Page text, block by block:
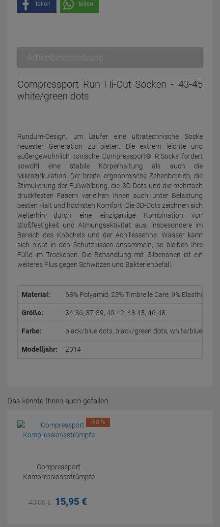
teilen teilen
Artikelbeschreibung
Compressport Run Hi-Cut Socken - 43-45
white/green dots
Rundum-Design, um Läufer eine ultratechnische Socke
neuester Generation zu bieten. Die extrem leichte und
außergewöhnlich tonische Compressport® R.Socks fördert
sowohl eine stabile Körperhaltung als auch die
Mikrozirkulation. Der breite, ergonomische Zehenbereich, die
Stimulierung der Fußwölbung, die 3D-Dots und die mehrfach
druckfesten Fasern verleihen Ihnen auch unter Belastung
besten Halt und höchsten Komfort. Die 3D-Dots zeichnen sich
weiterhin durch eine einzigartige Kombination von
Stoßfestigkeit und Atmungsaktivität aus, insbesondere im
Bereich des Knöchels und der Achillessehne. Wasser kann
sich nicht in den Schutzkissen ansammeln, so bleiben Ihre
Füße im Trockenen. Die Behandlung mit Silberionen ist ein
weiteres Plus gegen Schwitzen und Bakterienbefall.
Material: 68% Polyamid, 23% Timbrelle Care, 9% Elasthan
Größe: 34-36, 37-39, 40-42, 43-45, 46-48
Farbe: black/blue dots, black/green dots, white/blue
Modelljahr: 2014
Das könnte Ihnen auch gefallen
Compressport
Kompressionsstrümpfe
40,00€ 15,95 €
-60 %